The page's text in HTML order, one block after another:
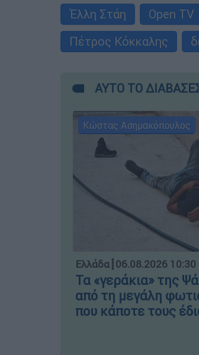
Έλλη Στάη
Open TV
Πέτρος Κόκκαλης
ΑΥΤΟ ΤΟ
Κώστας Ασημακόπουλος
Ελλάδα┋06.08.2026 10:30
Τα «γεράκια» της
από τη μεγάλη
που κάποτε τους